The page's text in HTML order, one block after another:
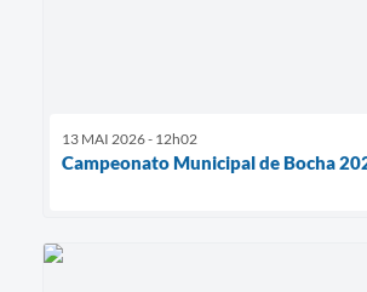
13 MAI 2026 - 12h02
Campeonato Municipal de Bocha